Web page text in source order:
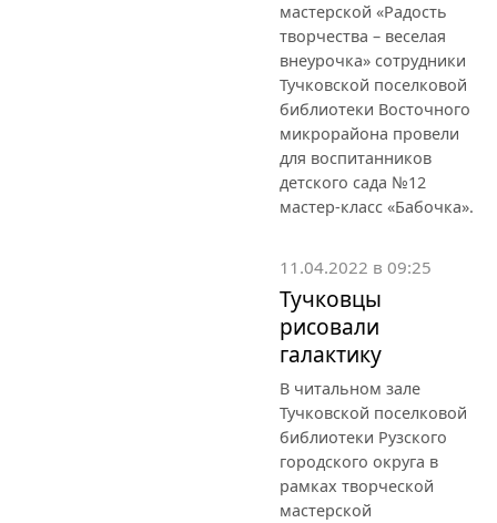
мастерской «Радость
творчества – веселая
внеурочка» сотрудники
Тучковской поселковой
библиотеки Восточного
микрорайона провели
для воспитанников
детского сада №12
мастер-класс «Бабочка».
11.04.2022 в 09:25
Тучковцы
рисовали
галактику
В читальном зале
Тучковской поселковой
библиотеки Рузского
городского округа в
рамках творческой
мастерской